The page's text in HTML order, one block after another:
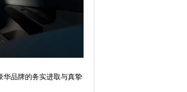
华品牌的务实进取与真挚